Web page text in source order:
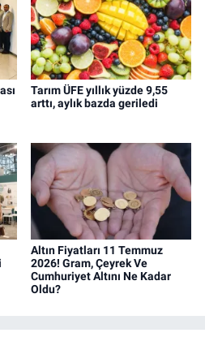
Tarım ÜFE yıllık yüzde 9,55
arttı, aylık bazda geriledi
Altın Fiyatları 11 Temmuz
2026! Gram, Çeyrek Ve
Cumhuriyet Altını Ne Kadar
Oldu?